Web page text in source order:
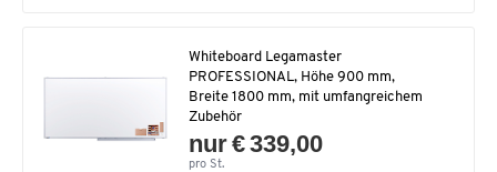
Whiteboard Legamaster
PROFESSIONAL, Höhe 900 mm,
Breite 1800 mm, mit umfangreichem
Zubehör
nur € 339,00
pro St.